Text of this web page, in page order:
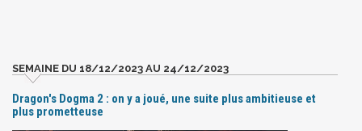
SEMAINE DU 18/12/2023 AU 24/12/2023
Dragon's Dogma 2 : on y a joué, une suite plus ambitieuse et
plus prometteuse